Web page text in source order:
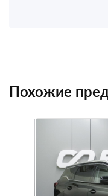
Похожие